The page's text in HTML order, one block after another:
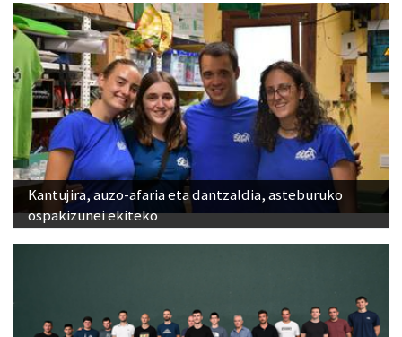
Kantujira, auzo-afaria eta dantzaldia, asteburuko
ospakizunei ekiteko